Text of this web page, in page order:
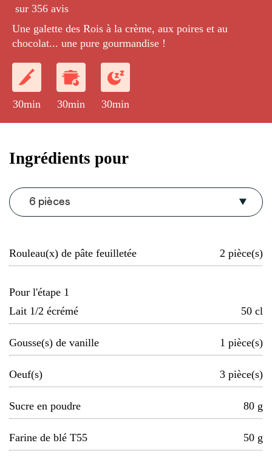
sur 356 avis
Une galette des Rois à la crème, aux poires et au
chocolat... une pure gourmandise !
30min 30min 30min
Ingrédients pour
6 pièces
Rouleau(x) de pâte feuilletée 2 pièce(s)
Pour l'étape 1
Lait 1/2 écrémé
50 cl
Gousse(s) de vanille 1 pièce(s)
Oeuf(s) 3 pièce(s)
Sucre en poudre 80 g
Farine de blé T55 50 g